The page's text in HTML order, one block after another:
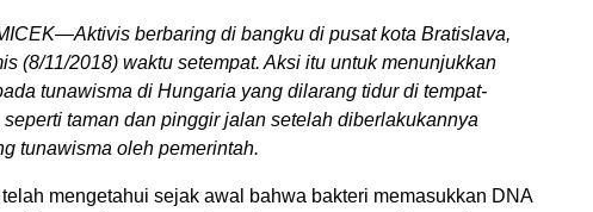
berbaring di bangku di pusat kota Bratislava,
(8/11/2018) waktu setempat. Aksi itu untuk menunjukkan
tunawisma di Hungaria yang dilarang tidur di tempat-
seperti taman dan pinggir jalan setelah diberlakukannya
tunawisma oleh pemerintah.
mengetahui sejak awal bahwa bakteri memasukkan DNA